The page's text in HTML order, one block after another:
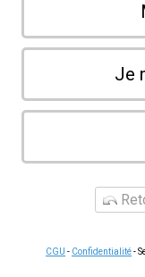
Je
CGU - Confidentialité-